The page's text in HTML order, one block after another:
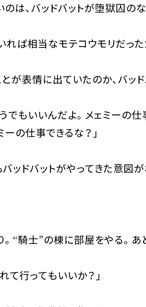
は、バッドバットが堕獄囚の
ば相当なモテコウモリだった
が表情に出ていたのか、バッ
でもいいんだよ。メェミーの
の仕事できるな？」
ッドバットがやってきた意図が
。“騎士”の棟に部屋をやる。
て行ってもいいか？」